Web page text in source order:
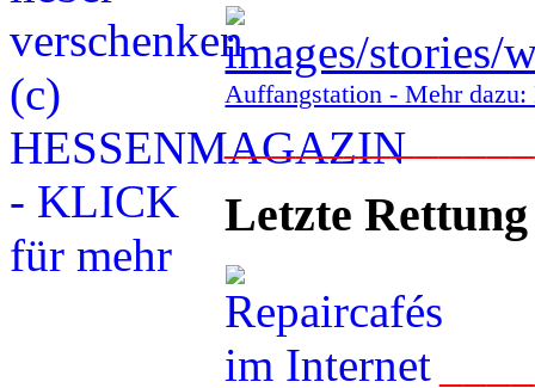
Auffangstation - Mehr
Letzte